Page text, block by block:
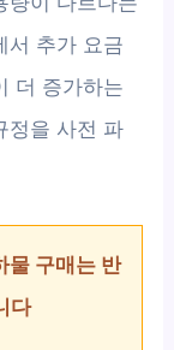
서 추가 요금
더 증가하는
정을 사전 파
물 구매는 반
다